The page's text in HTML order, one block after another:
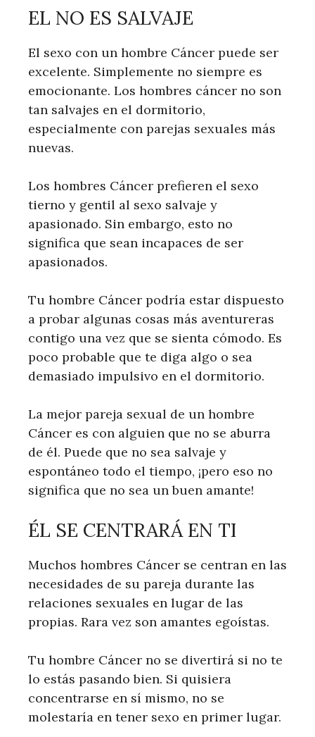
EL NO ES SALVAJE
El sexo con un hombre Cáncer puede ser
excelente. Simplemente no siempre es
emocionante. Los hombres cáncer no son
tan salvajes en el dormitorio,
especialmente con parejas sexuales más
nuevas.
Los hombres Cáncer prefieren el sexo
tierno y gentil al sexo salvaje y
apasionado. Sin embargo, esto no
significa que sean incapaces de ser
apasionados.
Tu hombre Cáncer podría estar dispuesto
a probar algunas cosas más aventureras
contigo una vez que se sienta cómodo. Es
poco probable que te diga algo o sea
demasiado impulsivo en el dormitorio.
La mejor pareja sexual de un hombre
Cáncer es con alguien que no se aburra
de él. Puede que no sea salvaje y
espontáneo todo el tiempo, ¡pero eso no
significa que no sea un buen amante!
ÉL SE CENTRARÁ EN TI
Muchos hombres Cáncer se centran en las
necesidades de su pareja durante las
relaciones sexuales en lugar de las
propias. Rara vez son amantes egoístas.
Tu hombre Cáncer no se divertirá si no te
lo estás pasando bien. Si quisiera
concentrarse en sí mismo, no se
molestaría en tener sexo en primer lugar.